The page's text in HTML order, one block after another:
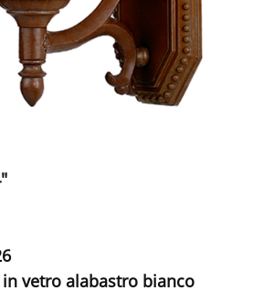
in vetro alabastro bianco